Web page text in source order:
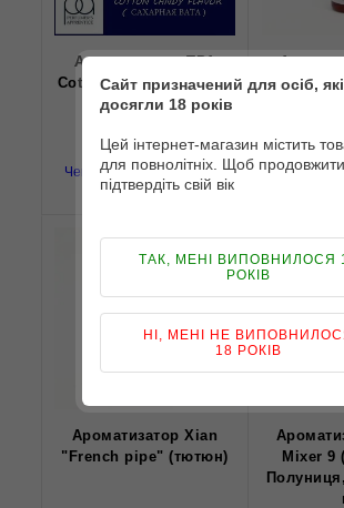
Ароматизатор TPA
Cotton Candy (Цукрова
вата)
Чекаємо на надходження
TPA
"Cigar"
Чекаємо
Ароматизатор Xian
"French pipe" (тютюн)
Mixer 9
Сайт призначений для осіб, які
досягли 18 років
Цей інтернет-магазин містить
для повнолітніх. Щоб продовжити,
підтвердіть свій вік
ТАК, МЕНІ ВИПОВНИЛОСЯ
РОКІВ
НІ, МЕНІ НЕ
18 РОКІВ